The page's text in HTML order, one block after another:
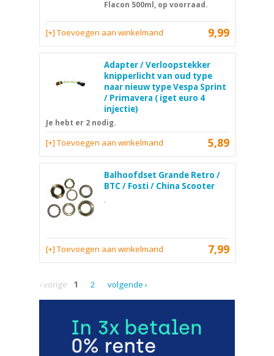
Flacon 500ml, op voorraad.
9,99
[+] Toevoegen aan winkelmand
Adapter / Verloopstekker
knipperlicht van oud type
naar nieuw type Vespa Sprint
/ Primavera ( iget euro 4
injectie)
Je hebt er 2 nodig.
5,89
[+] Toevoegen aan winkelmand
Balhoofdset Grande Retro /
BTC / Fosti / China Scooter
.
7,99
[+] Toevoegen aan winkelmand
‹ vorige 1 2 volgende ›